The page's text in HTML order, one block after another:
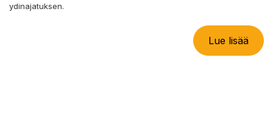
ydinajatuksen.
Lue lisää